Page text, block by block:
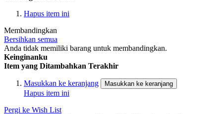
Hapus item ini
Membandingkan
Bersihkan semua
Anda tidak memiliki barang untuk membandingkan.
Keinginanku
Item yang Ditambahkan Terakhir
Masukkan ke keranjang Masukkan ke keranjang
Hapus item ini
Pergi ke Wish List